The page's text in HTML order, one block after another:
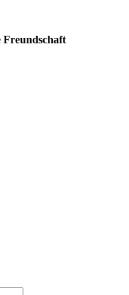
Freundschaft